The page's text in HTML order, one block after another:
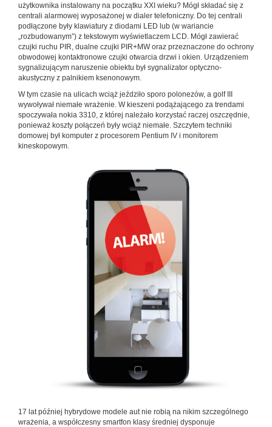
użytkownika instalowany na początku XXI wieku? Mógł składać się z
centrali alarmowej wyposażonej w dialer telefoniczny. Do tej centrali
podłączone były klawiatury z diodami LED lub (w wariancie
„rozbudowanym”) z tekstowym wyświetlaczem LCD. Mógł zawierać
czujki ruchu PIR, dualne czujki PIR+MW oraz przeznaczone do ochrony
obwodowej kontaktronowe czujki otwarcia drzwi i okien. Urządzeniem
sygnalizującym naruszenie obiektu był sygnalizator optyczno-
akustyczny z palnikiem ksenonowym.
W tym czasie na ulicach wciąż jeździło sporo polonezów, a golf III
wywoływał niemałe wrażenie. W kieszeni podążającego za trendami
spoczywała nokia 3310, z której należało korzystać raczej oszczędnie,
ponieważ koszty połączeń były wciąż niemałe. Szczytem techniki
domowej był komputer z procesorem Pentium IV i monitorem
kineskopowym.
17 lat później hybrydowe modele aut nie robią na nikim szczególnego
wrażenia, a współczesny smartfon klasy średniej dysponuje